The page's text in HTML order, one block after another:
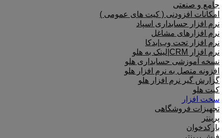
جامع و صنعتی
امکانات افزودنی ( کیت های عمومی )
نرم افزار حسابداری اسپاد
نرم افزارهای مشاغل
نرم افزار تحت وب|بدکا
نرم افزار CRM|لینک به هلو
نسخه آموزشی حسابداری هلو
افزونه متصل به نرم افزار هلو
گزارش گیر نرم افزار هلو
کیت هلو
سخت افزار
تجهیزات فروشگاهی
پرینتر
بارکدخوان